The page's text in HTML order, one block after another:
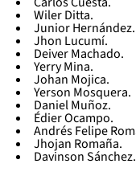
Wiler Ditta.
Junior Hernández.
Jhon Lucumí.
Deiver Machado.
Yerry Mina.
Johan Mojica.
Yerson Mosquera.
Daniel Muñoz.
Édier Ocampo.
Andrés Felipe
Jhojan Romaña.
Davinson Sánchez.